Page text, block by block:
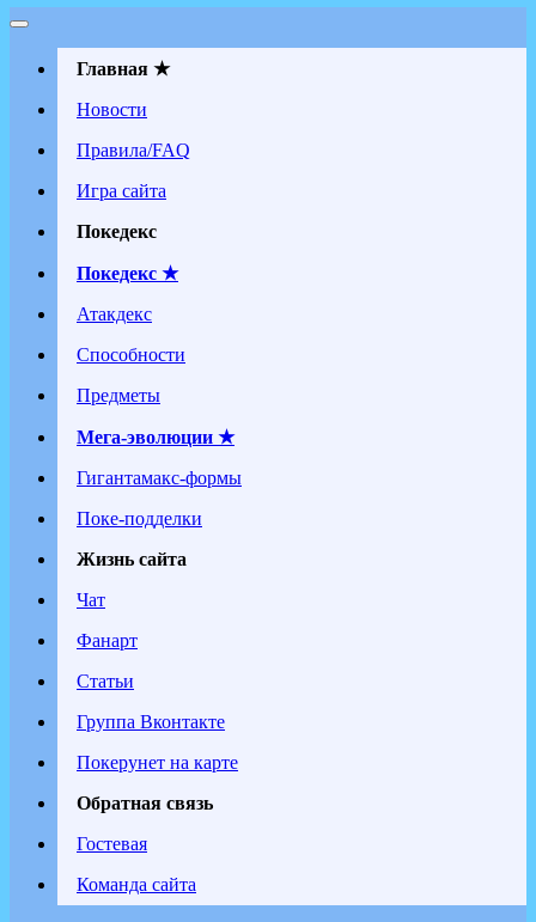
Главная ★
Новости
Правила/FAQ
Игра сайта
Покедекс
Покедекс ★
Атакдекс
Способности
Предметы
Мега-эволюции ★
Гигантамакс-формы
Поке-подделки
Жизнь сайта
Чат
Фанарт
Статьи
Группа Вконтакте
Покерунет на карте
Обратная связь
Гостевая
Команда сайта